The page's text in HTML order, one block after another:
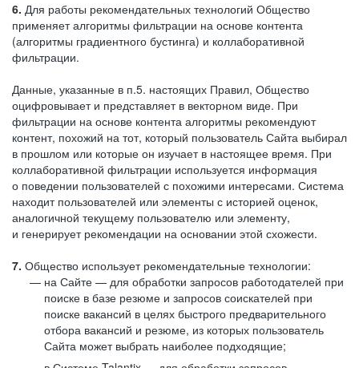
6. Для работы рекомендательных технологий Общество
применяет алгоритмы фильтрации на основе контента
(алгоритмы градиентного бустинга) и коллаборативной
фильтрации.
Данные, указанные в п.5. настоящих Правил, Общество
оцифровывает и представляет в векторном виде. При
фильтрации на основе контента алгоритмы рекомендуют
контент, похожий на тот, который пользователь Сайта выбирал
в прошлом или которые он изучает в настоящее время. При
коллаборативной фильтрации используется информация
о поведении пользователей с похожими интересами. Система
находит пользователей или элементы с историей оценок,
аналогичной текущему пользователю или элементу,
и генерирует рекомендации на основании этой схожести.
7. Общество использует рекомендательные технологии:
на Сайте — для обработки запросов работодателей при
поиске в базе резюме и запросов соискателей при
поиске вакансий в целях быстрого предварительного
отбора вакансий и резюме, из которых пользователь
Сайта может выбрать наиболее подходящие;